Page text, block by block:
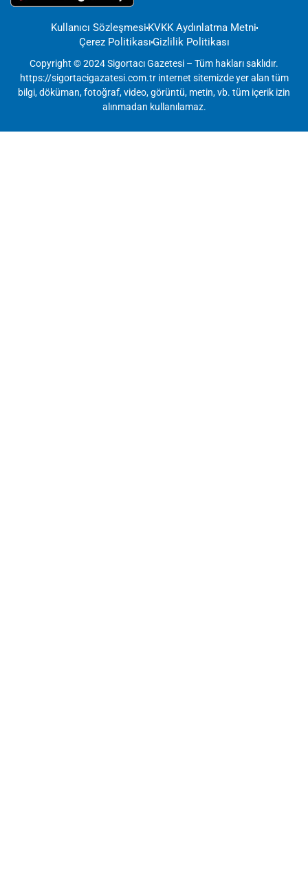
Kullanıcı SözleşmesiKVKK Aydınlatma Metni
Çerez PolitikasıGizlilik Politikası
Copyright © 2024 Sigortacı Gazetesi – Tüm hakları saklıdır.
https://sigortacigazatesi.com.tr internet sitemizde yer alan tüm
bilgi, döküman, fotoğraf, video, görüntü, metin, vb. tüm içerik izin
alınmadan kullanılamaz.